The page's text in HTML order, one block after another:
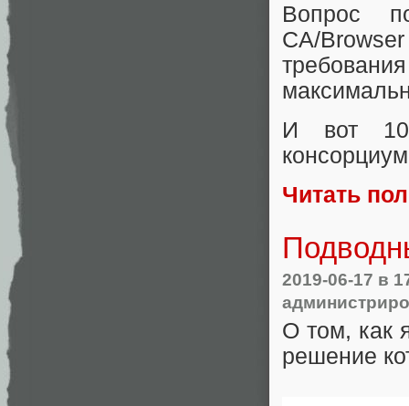
Вопрос
CA/
И вот
Читать
2019-06-17 в
О том, как
решение